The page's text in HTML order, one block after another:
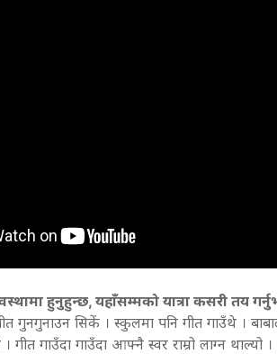
हुनुहुन्छ, यहाँसम्मको यात्रा कसरी तय
गुनगुनाउन सिकें । स्कुलमा पनि गीत गाउँथे ।
। गीत गाउँदा गाउँदा आफ्नै स्वर राम्रो लाग्न